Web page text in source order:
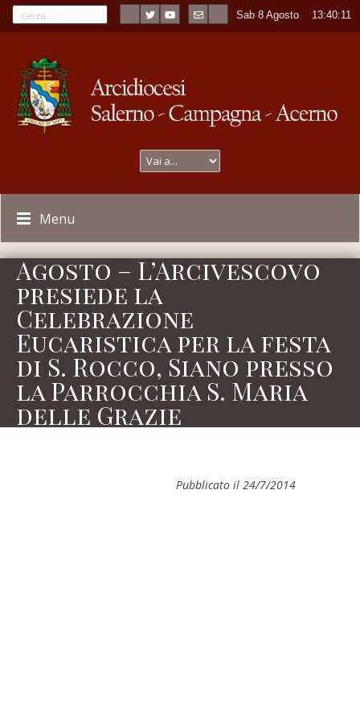
Sab 8 Agosto 13:40:11
Menu
Agosto – L’Arcivescovo
presiede la
Celebrazione
Eucaristica per la festa
di S. Rocco, Siano presso
la Parrocchia S. Maria
delle Grazie
Pubblicato il 24/7/2014